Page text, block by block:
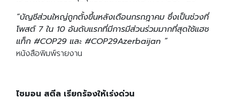
“บัญชีส่วนใหญ่ถูกตั้งขึ้นหลังเดือนกรกฎาคม ซึ่งเป็นช่วงที่
โพสต์ 7 ใน 10 อันดับแรกที่มีการมีส่วนร่วมมากที่สุดใช้แฮช
แท็ก #COP29 และ #COP29Azerbaijan ”
หนังสือพิมพ์รายงาน
ไซมอน สตีล เรียกร้องให้เร่งด่วน